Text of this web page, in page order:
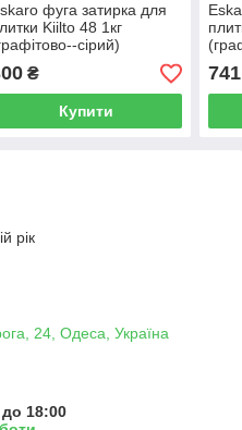
фуга затирка для
Kiilto 48 1кг
сірий)
₴
Купити
741
рік
24, Одеса, Україна
18:00